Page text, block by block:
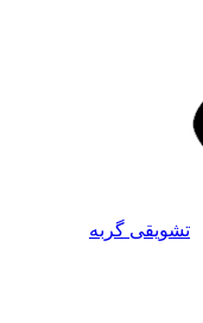
تشویقی گربه